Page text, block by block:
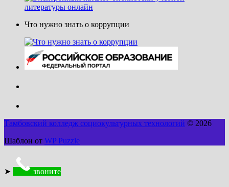
Что нужно знать о коррупции
Тамбовский колледж социокультурных технологий © 2026
Шаблон от WP Puzzle
➤ звоните